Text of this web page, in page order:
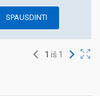
SPAUSDINTI
1 iš 1